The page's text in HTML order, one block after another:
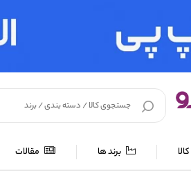
برند ها مقالات
آرایش چشم و ابرو ریمل